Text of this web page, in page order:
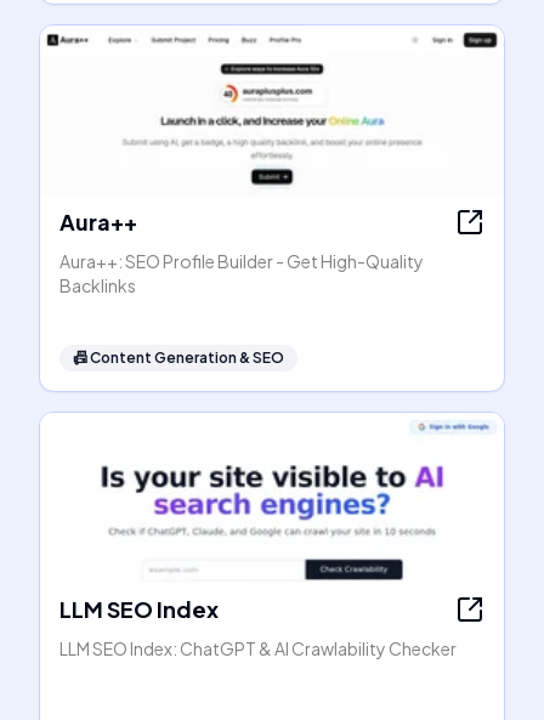
Aura++
Aura++: SEO Profile Builder - Get High-Quality
Backlinks
📠Content Generation & SEO
LLM SEO Index
LLM SEO Index: ChatGPT & AI Crawlability Checker